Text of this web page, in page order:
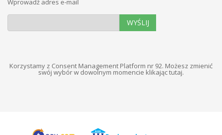
Wprowadź adres e-mail
WYŚLIJ
Korzystamy z Consent Management Platform nr 92. Możesz zmienić
swój wybór w dowolnym momencie klikając tutaj.